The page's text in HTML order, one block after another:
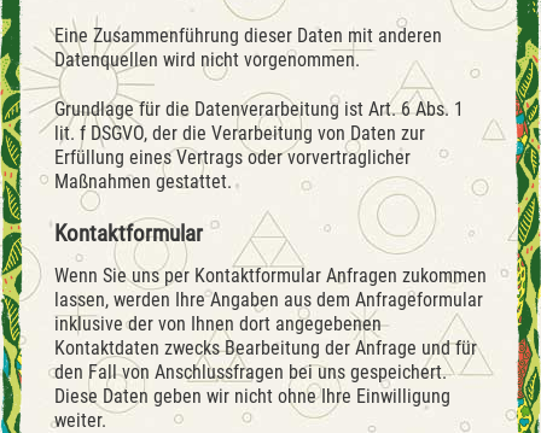
Eine Zusammenführung dieser Daten mit anderen
Datenquellen wird nicht vorgenommen.
Grundlage für die Datenverarbeitung ist Art. 6 Abs. 1
lit. f DSGVO, der die Verarbeitung von Daten zur
Erfüllung eines Vertrags oder vorvertraglicher
Maßnahmen gestattet.
Kontaktformular
Wenn Sie uns per Kontaktformular Anfragen zukommen
lassen, werden Ihre Angaben aus dem Anfrageformular
inklusive der von Ihnen dort angegebenen
Kontaktdaten zwecks Bearbeitung der Anfrage und für
den Fall von Anschlussfragen bei uns gespeichert.
Diese Daten geben wir nicht ohne Ihre Einwilligung
weiter.